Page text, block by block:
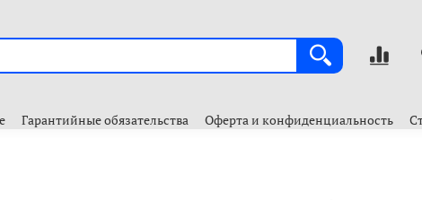
Гарантийные обязательства Оферта и конфиденциальность